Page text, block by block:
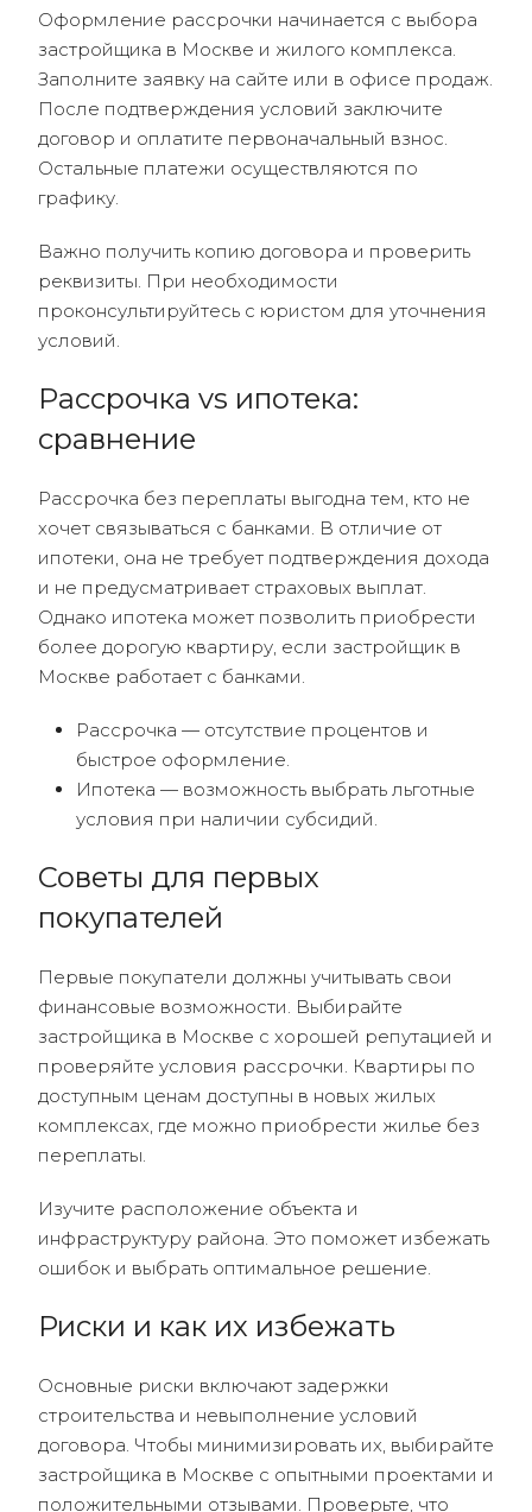
Оформление рассрочки начинается с выбора
застройщика в Москве и жилого комплекса.
Заполните заявку на сайте или в офисе продаж.
После подтверждения условий заключите
договор и оплатите первоначальный взнос.
Остальные платежи осуществляются по
графику.
Важно получить копию договора и проверить
реквизиты. При необходимости
проконсультируйтесь с юристом для уточнения
условий.
Рассрочка vs ипотека:
сравнение
Рассрочка без переплаты выгодна тем, кто не
хочет связываться с банками. В отличие от
ипотеки, она не требует подтверждения дохода
и не предусматривает страховых выплат.
Однако ипотека может позволить приобрести
более дорогую квартиру, если застройщик в
Москве работает с банками.
Рассрочка — отсутствие процентов и
быстрое оформление.
Ипотека — возможность выбрать льготные
условия при наличии субсидий.
Советы для первых
покупателей
Первые покупатели должны учитывать свои
финансовые возможности. Выбирайте
застройщика в Москве с хорошей репутацией и
проверяйте условия рассрочки. Квартиры по
доступным ценам доступны в новых жилых
комплексах, где можно приобрести жилье без
переплаты.
Изучите расположение объекта и
инфраструктуру района. Это поможет избежать
ошибок и выбрать оптимальное решение.
Риски и как их избежать
Основные риски включают задержки
строительства и невыполнение условий
договора. Чтобы минимизировать их, выбирайте
застройщика в Москве с опытными проектами и
положительными отзывами. Проверьте, что